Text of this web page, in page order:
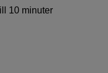
10 minuter